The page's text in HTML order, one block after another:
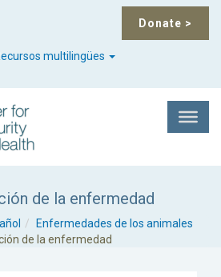
Donate >
multilingües
de la enfermedad
Enfermedades de los animales
de la enfermedad